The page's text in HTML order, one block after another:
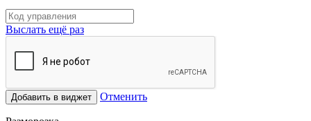
Выслать ещё раз
Добавить в виджет Отменить